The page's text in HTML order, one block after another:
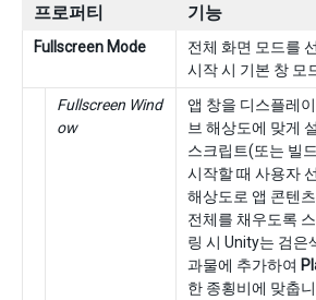
프로퍼티 기능
Fullscreen Mode
전체 화면 모드를
시작 시 기본 창 모
Fullscreen Wind
ow
앱 창을 디스플레
브 해상도에 맞게
스크립트(또는 빌
시작할 때 사용자
해상도로 앱 콘텐
전체를 채우도록
링 시 Unity는 검은
과물에 추가하여
한 종횡비에 맞춥